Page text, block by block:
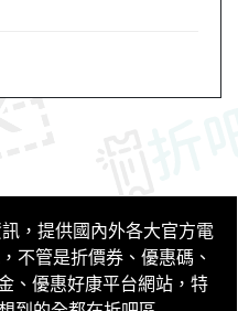
，提供國內外各大官方電
不管是折價券、優惠碼、
、優惠好康平台網站，特